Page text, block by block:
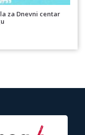
za Dnevni centar